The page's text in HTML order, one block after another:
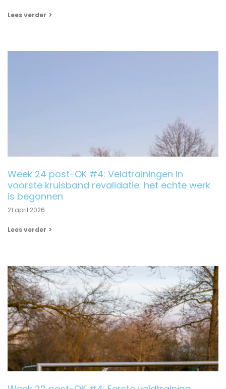
Lees verder
Week 24 post-OK #4: Veldtrainingen in
voorste kruisband revalidatie; het echte werk
is begonnen
21 april 2026
Lees verder